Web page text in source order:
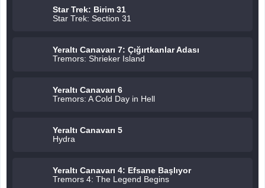
Star Trek: Birim 31
Star Trek: Section 31
Yeraltı Canavarı 7: Çığırtkanlar Adası
Tremors: Shrieker Island
Yeraltı Canavarı 6
Tremors: A Cold Day in Hell
Yeraltı Canavarı 5
Hydra
Yeraltı Canavarı 4: Efsane Başlıyor
Tremors 4: The Legend Begins